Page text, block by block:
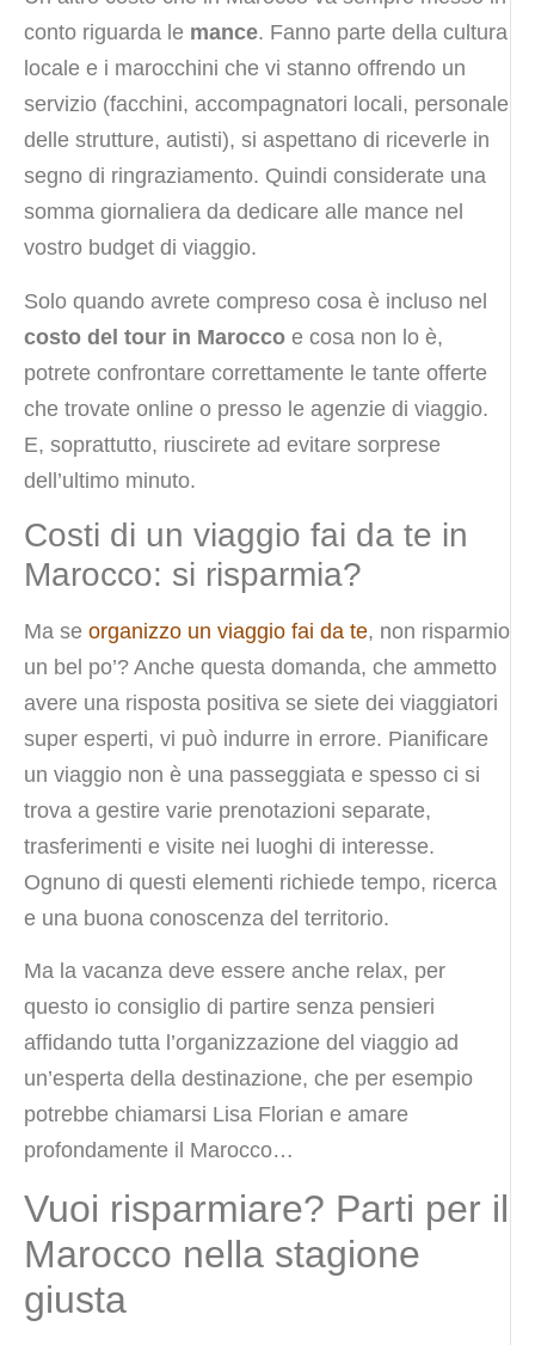
conto riguarda le mance. Fanno parte della cultura
locale e i marocchini che vi stanno offrendo un
servizio (facchini, accompagnatori locali, personale
delle strutture, autisti), si aspettano di riceverle in
segno di ringraziamento. Quindi considerate una
somma giornaliera da dedicare alle mance nel
vostro budget di viaggio.
Solo quando avrete compreso cosa è incluso nel
costo del tour in Marocco e cosa non lo è,
potrete confrontare correttamente le tante offerte
che trovate online o presso le agenzie di viaggio.
E, soprattutto, riuscirete ad evitare sorprese
dell’ultimo minuto.
Costi di un viaggio fai da te in
Marocco: si risparmia?
Ma se organizzo un viaggio fai da te, non risparmio
un bel po’? Anche questa domanda, che ammetto
avere una risposta positiva se siete dei viaggiatori
super esperti, vi può indurre in errore. Pianificare
un viaggio non è una passeggiata e spesso ci si
trova a gestire varie prenotazioni separate,
trasferimenti e visite nei luoghi di interesse.
Ognuno di questi elementi richiede tempo, ricerca
e una buona conoscenza del territorio.
Ma la vacanza deve essere anche relax, per
questo io consiglio di partire senza pensieri
affidando tutta l’organizzazione del viaggio ad
un’esperta della destinazione, che per esempio
potrebbe chiamarsi Lisa Florian e amare
profondamente il Marocco…
Vuoi risparmiare? Parti per il
Marocco nella stagione
giusta